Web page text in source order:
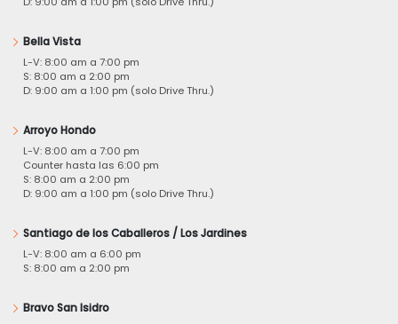
Bella Vista
L-V: 8:00 am a 7:00 pm
S: 8:00 am a 2:00 pm
D: 9:00 am a 1:00 pm (solo Drive Thru.)
Arroyo Hondo
L-V: 8:00 am a 7:00 pm
Counter hasta las 6:00 pm
S: 8:00 am a 2:00 pm
D: 9:00 am a 1:00 pm (solo Drive Thru.)
Santiago de los Caballeros / Los Jardines
L-V: 8:00 am a 6:00 pm
S: 8:00 am a 2:00 pm
Bravo San Isidro